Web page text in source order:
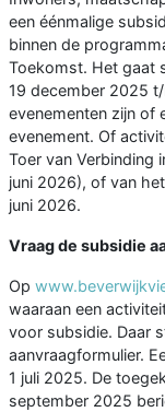
een éénmalige
binnen de
Toekomst. Het gaat
19 december 2025
evenementen zijn of
evenement. Of
Toer van Verbinding
juni 2026), of van
juni 2026.
Vraag de subsidie
Op
waaraan een
voor subsidie. Daar
aanvraagformulier.
1 juli 2025. De
september 2025